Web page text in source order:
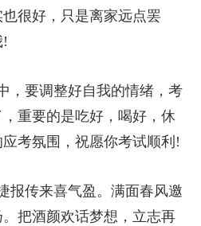
很好，只是离家远点罢
，要调整好自我的情绪，考
重要的是吃好，喝好，休
考氛围，祝愿你考试顺利!
报传来喜气盈。满面春风邀
把酒颜欢话梦想，立志再